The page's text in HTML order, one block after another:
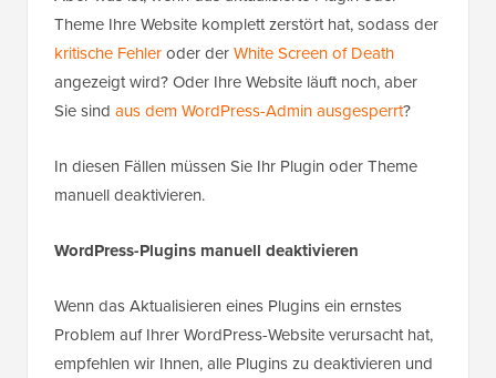
Theme Ihre Website komplett zerstört hat, sodass der
kritische Fehleroder derWhite Screen of Death
angezeigt wird? Oder Ihre Website läuft noch, aber
Sie sind aus dem WordPress-Admin ausgesperrt?
In diesen Fällen müssen Sie Ihr Plugin oder Theme
manuell deaktivieren.
WordPress-Plugins manuell deaktivieren
Wenn das Aktualisieren eines Plugins ein ernstes
Problem auf Ihrer WordPress-Website verursacht hat,
empfehlen wir Ihnen, alle Plugins zu deaktivieren und